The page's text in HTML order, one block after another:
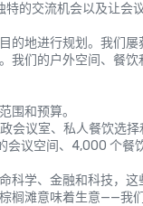
的交流机会以及让会
的地进行规划。我们
我们的户外空间、餐
围和预算。
会议室、私人餐饮选择
会议空间、4,000 个
科学、金融和科技，
榈滩意味着生意——我